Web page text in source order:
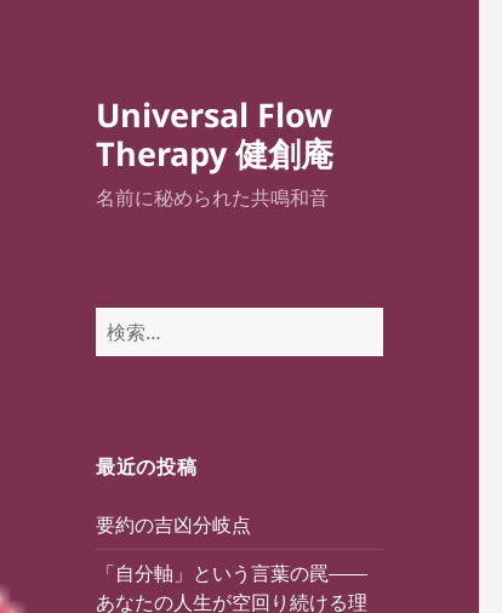
Universal Flow
Therapy 健創庵
名前に秘められた共鳴和音
検
索:
最近の投稿
要約の吉凶分岐点
「自分軸」という言葉の罠——
あなたの人生が空回り続ける理